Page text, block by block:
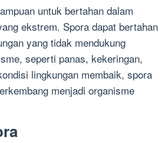
untuk bertahan dalam
ekstrem. Spora dapat bertahan
yang tidak mendukung
seperti panas, kekeringan,
lingkungan membaik, spora
menjadi organisme